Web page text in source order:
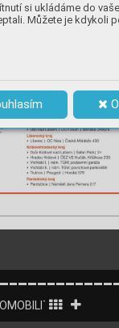
si ukládáme do
Můžete je kdykoli
speciál 2019